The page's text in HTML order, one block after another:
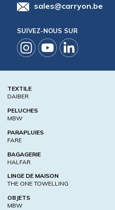
sales@carryon.be
SUIVEZ-NOUS SUR
TEXTILE
DAIBER
PELUCHES
MBW
PARAPLUIES
FARE
BAGAGERIE
HALFAR
LINGE DE MAISON
THE ONE TOWELLING
OBJETS
MBW